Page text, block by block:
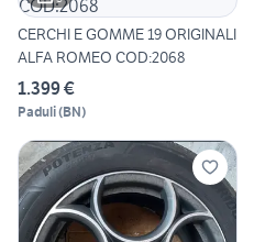
CERCHI E GOMME 19 ORIGINALI
ALFA ROMEO COD:2068
1.399 €
Paduli(BN)